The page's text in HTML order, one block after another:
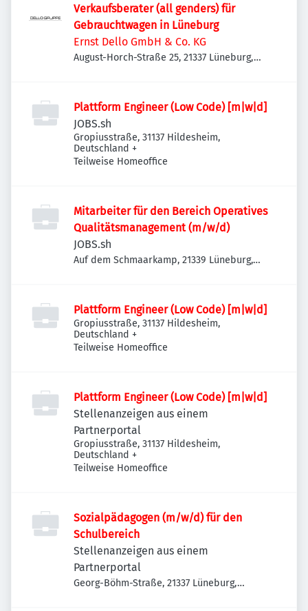
Verkaufsberater (all genders) für
Gebrauchtwagen in Lüneburg
Ernst Dello GmbH & Co. KG
August-Horch-Straße 25, 21337 Lüneburg,
Plattform Engineer (Low Code) [m|w|d]
JOBS.sh
Gropiusstraße, 31137 Hildesheim,
Deutschland +
Teilweise Homeoffice
Mitarbeiter für den Bereich Operatives
Qualitätsmanagement (m/w/d)
JOBS.sh
Auf dem Schmaarkamp, 21339 Lüneburg,
Plattform Engineer (Low Code) [m|w|d]
Gropiusstraße, 31137 Hildesheim,
Deutschland +
Teilweise Homeoffice
Plattform Engineer (Low Code) [m|w|d]
Stellenanzeigen aus einem
Partnerportal
Gropiusstraße, 31137 Hildesheim,
Deutschland +
Teilweise Homeoffice
Sozialpädagogen (m/w/d) für den
Schulbereich
Stellenanzeigen aus einem
Partnerportal
Georg-Böhm-Straße, 21337 Lüneburg,